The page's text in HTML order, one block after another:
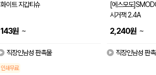
화이트 지갑티슈
143원 ~
직장인남성 판촉물
인쇄무료
[에스모도
시거잭 2.4A
2,240원 ~
직장인남성 판